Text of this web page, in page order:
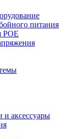
питания
POE
и аксессуары